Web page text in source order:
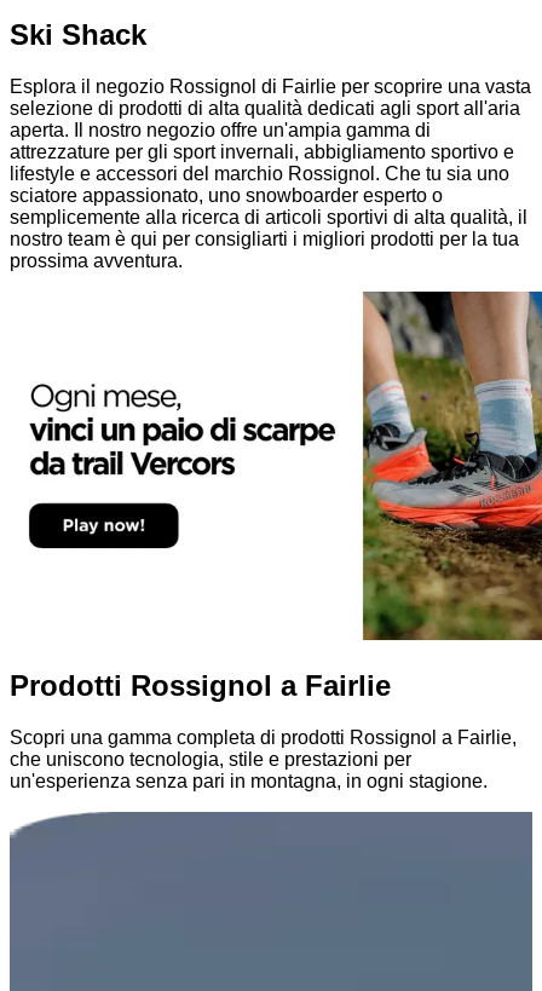
Ski Shack
Esplora il negozio Rossignol di Fairlie per scoprire una vasta
selezione di prodotti di alta qualità dedicati agli sport all'aria
aperta. Il nostro negozio offre un'ampia gamma di
attrezzature per gli sport invernali, abbigliamento sportivo e
lifestyle e accessori del marchio Rossignol. Che tu sia uno
sciatore appassionato, uno snowboarder esperto o
semplicemente alla ricerca di articoli sportivi di alta qualità, il
nostro team è qui per consigliarti i migliori prodotti per la tua
prossima avventura.
Prodotti Rossignol a Fairlie
Scopri una gamma completa di prodotti Rossignol a Fairlie,
che uniscono tecnologia, stile e prestazioni per
un'esperienza senza pari in montagna, in ogni stagione.